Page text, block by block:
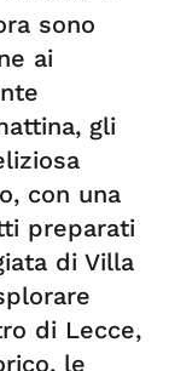
sono
ai
gli
con una
preparati
di Villa
di Lecce,
le